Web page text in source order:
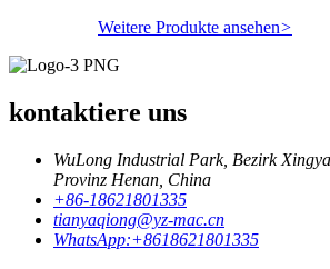
Weitere Produkte ansehen>
kontaktiere uns
WuLong Industrial Park, Bezirk
Provinz Henan, China
+86-18621801335
tianyaqiong@yz-mac.cn
WhatsApp:+8618621801335